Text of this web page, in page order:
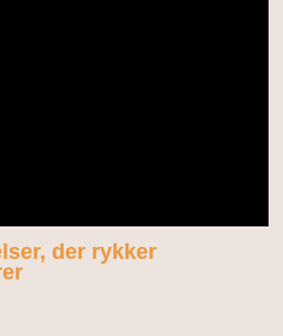
der rykker